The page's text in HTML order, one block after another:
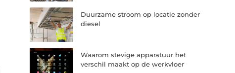
Duurzame stroom op locatie zonder
diesel
Waarom stevige apparatuur het
verschil maakt op de werkvloer